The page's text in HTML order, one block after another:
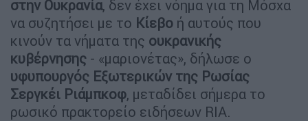
στην Ουκρανία, δεν έχει νόημα για τη Μόσχα
να συζητήσει με το Κίεβο ή αυτούς που
κινούν τα νήματα της ουκρανικής
κυβέρνησης - «μαριονέτας», δήλωσε ο
υφυπουργός Εξωτερικών της Ρωσίας
Σεργκέι Ριάμπκοφ, μεταδίδει σήμερα το
ρωσικό πρακτορείο ειδήσεων RIA.